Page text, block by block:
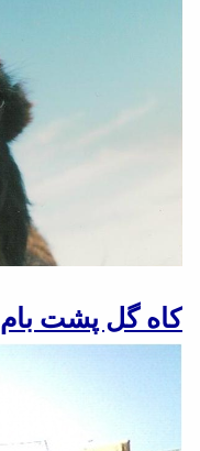
کاه گل پشت بام